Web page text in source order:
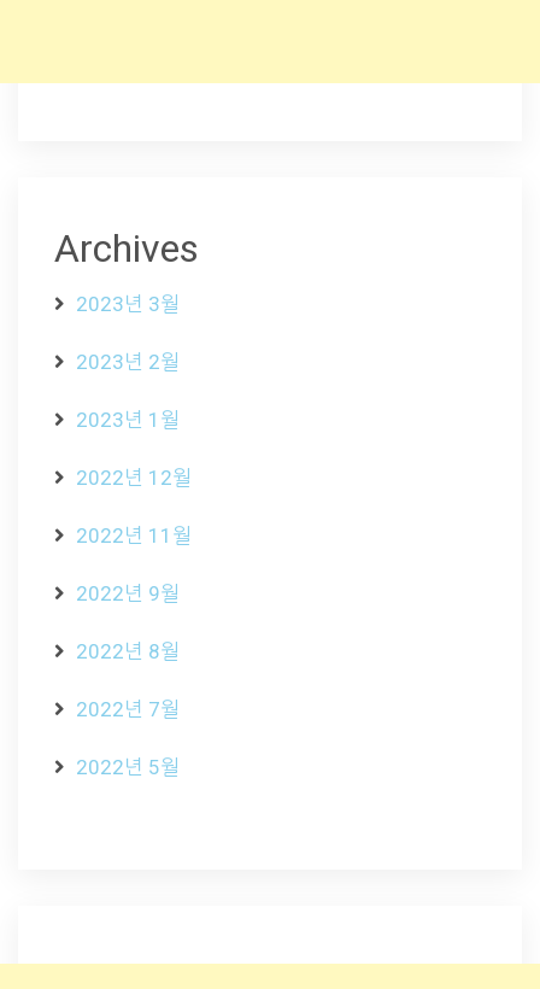
Archives
2023년 3월
2023년 2월
2023년 1월
2022년 12월
2022년 11월
2022년 9월
2022년 8월
2022년 7월
2022년 5월